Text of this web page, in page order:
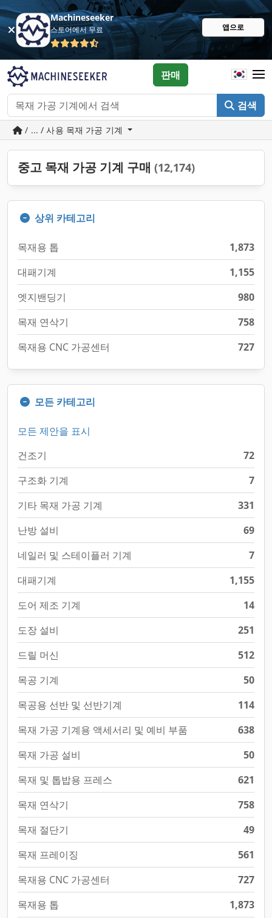
Machineseeker
스토어에서 무료 앱으로
검색
판매
/ ... / 사용 목재 가공 기계
중고 목재 가공 기계 구매 (12,174)
상위 카테고리
목재용 톱
1,873
대패기계
1,155
엣지밴딩기
980
목재 연삭기
758
목재용 CNC 가공센터
727
모든 카테고리
모든 제안을 표시
건조기
72
구조화 기계
7
기타 목재 가공 기계
331
난방 설비
69
네일러 및 스테이플러 기계
7
대패기계
1,155
도어 제조 기계
14
도장 설비
251
드릴 머신
512
목공 기계
50
목공용 선반 및 선반기계
114
목재 가공 기계용 액세서리 및 예비 부품
638
목재 가공 설비
50
목재 및 톱밥용 프레스
621
목재 연삭기
758
목재 절단기
49
목재 프레이징
561
목재용 CNC 가공센터
727
목재용 톱
1,873